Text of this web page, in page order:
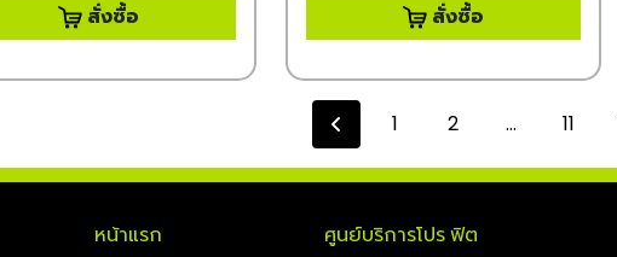
สั่งซื้อ สั่งซื้อ
1 2 ... 11
หน้าแรก
ศูนย์บริการโปร ฟิต